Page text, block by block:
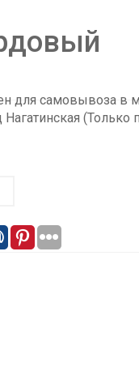
для самовывоза в
Нагатинская (Только